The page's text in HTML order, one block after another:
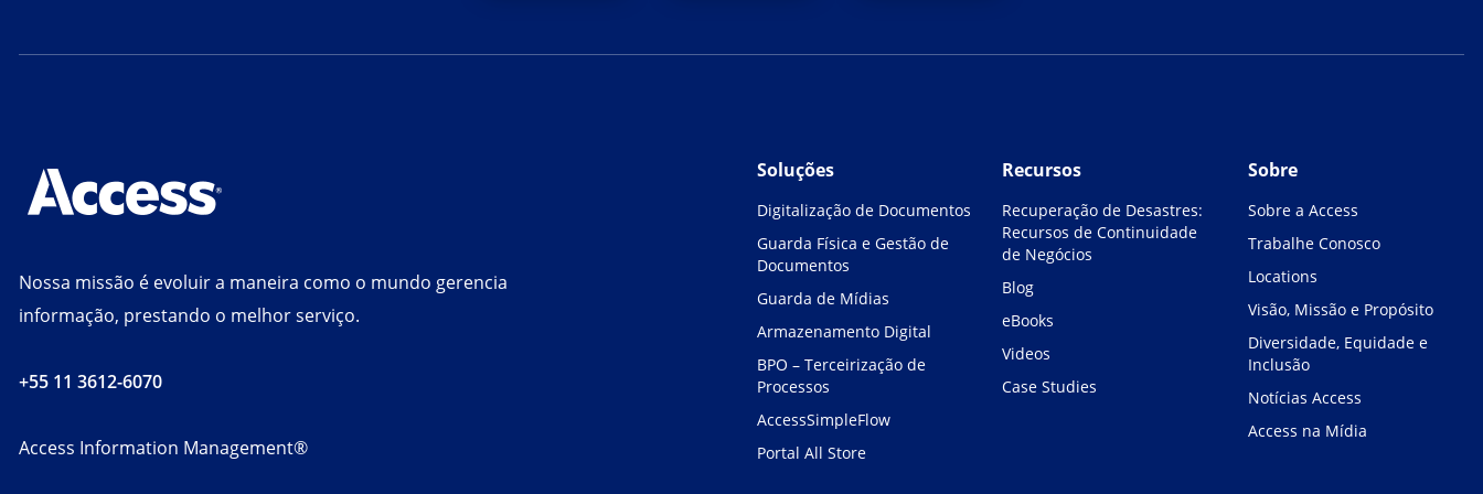
Nossa missão é evoluir a maneira como o mundo gerencia
informação, prestando o melhor serviço.
+55 11 3612-6070
Access Information Management®
Soluções
Digitalização de Documentos
Guarda Física e Gestão de
Documentos
Guarda de Mídias
Armazenamento Digital
BPO – Terceirização de
Processos
AccessSimpleFlow
Portal All Store
Recursos
Recuperação de Desastres:
Recursos de Continuidade
de Negócios
Blog
eBooks
Videos
Case Studies
Sobre
Sobre a Access
Trabalhe Conosco
Locations
Visão, Missão e Propósito
Diversidade, Equidade e
Inclusão
Notícias Access
Access na Mídia